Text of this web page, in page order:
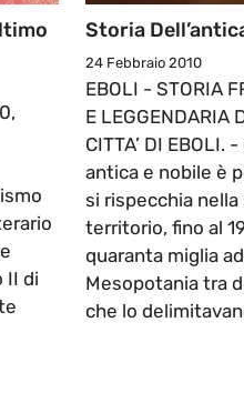
II di
Storia
24 Febbraio 2010
EBOLI - STORIA
E LEGGENDARIA
CITTA’ DI
antica e nobile è
si rispecchia
territorio, fino al
quaranta miglia
Mesopotania tra
che lo